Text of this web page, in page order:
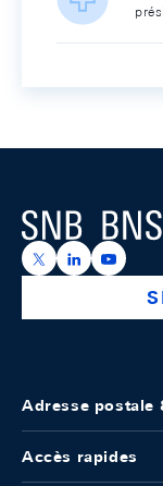
Logo
https://x.com/
https://
Adresse postale
Accès rapides